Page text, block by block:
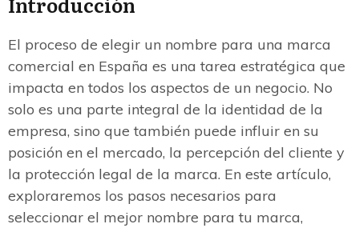
El proceso de elegir un nombre para una marca
comercial en España es una tarea estratégica que
impacta en todos los aspectos de un negocio. No
solo es una parte integral de la identidad de la
empresa, sino que también puede influir en su
posición en el mercado, la percepción del cliente y
la protección legal de la marca. En este artículo,
exploraremos los pasos necesarios para
seleccionar el mejor nombre para tu marca,